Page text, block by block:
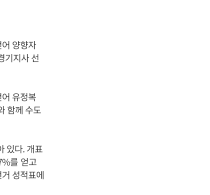
양향자
기지사 선
유정복
함께 수도
있다. 개표
를 얻고
성적표에